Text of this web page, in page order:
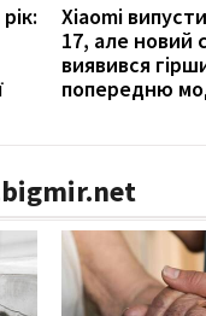
Xiaomi
17, але новий
виявився
попередню